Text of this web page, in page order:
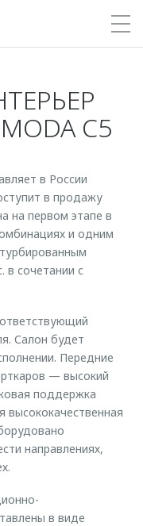
С5
в России
в продажу
на первом этапе в
и одним
в сочетании с
Салон будет
Передние
— высокий
поддержка
направлениях,
в виде